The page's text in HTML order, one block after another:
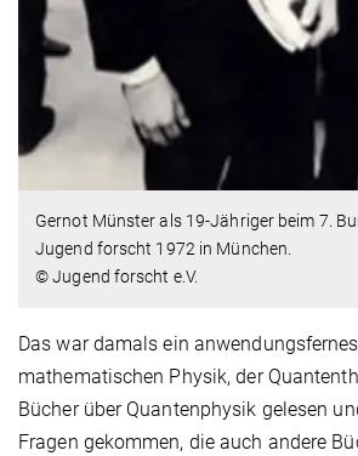
Gernot Münster als 19-Jähriger beim 7.
Jugend forscht 1972 in München.
© Jugend forscht e.V.
Das war damals ein
mathematischen Physik, der
Bücher über Quantenphysik gelesen
Fragen gekommen, die auch andere